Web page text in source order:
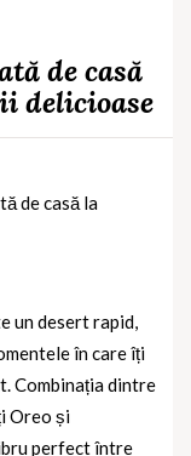
de casă
delicioase
de casă la
un desert rapid,
în care îți
Combinația dintre
Oreo și
perfect între